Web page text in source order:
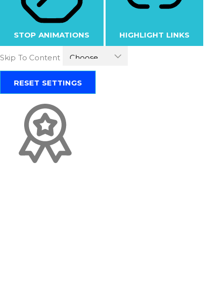
STOP ANIMATIONS HIGHLIGHT LINKS
Skip To Content
RESET SETTINGS